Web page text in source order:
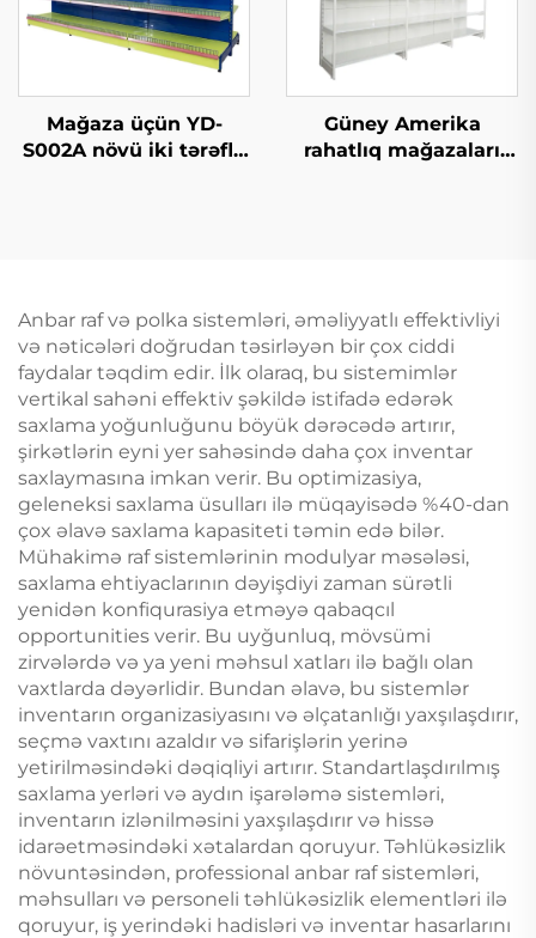
Mağaza üçün YD-
S002A növü iki tərəflə
Güney Amerika
rahatlıq mağazaları
Anbar raf və polka sistemləri, əməliyyatlı effektivliyi
və nəticələri doğrudan təsirləyən bir çox ciddi
faydalar təqdim edir. İlk olaraq, bu sistemimlər
vertikal sahəni effektiv şəkildə istifadə edərək
saxlama yoğunluğunu böyük dərəcədə artırır,
şirkətlərin eyni yer sahəsində daha çox inventar
saxlaymasına imkan verir. Bu optimizasiya,
geleneksi saxlama üsulları ilə müqayisədə %40-dan
çox əlavə saxlama kapasiteti təmin edə bilər.
Mühakimə raf sistemlərinin modulyar məsələsi,
saxlama ehtiyaclarının dəyişdiyi zaman sürətli
yenidən konfiqurasiya etməyə qabaqcıl
opportunities verir. Bu uyğunluq, mövsümi
zirvələrdə və ya yeni məhsul xatları ilə bağlı olan
vaxtlarda dəyərlidir. Bundan əlavə, bu sistemlər
inventarın organizasiyasını və əlçatanlığı yaxşılaşdırır,
seçmə vaxtını azaldır və sifarişlərin yerinə
yetirilməsindəki dəqiqliyi artırır. Standartlaşdırılmış
saxlama yerləri və aydın işarələmə sistemləri,
inventarın izlənilməsini yaxşılaşdırır və hissə
idarəetməsindəki xətalardan qoruyur. Təhlükəsizlik
növuntəsindən, professional anbar raf sistemləri,
məhsulları və personeli təhlükəsizlik elementləri ilə
qoruyur, iş yerindəki hadisləri və inventar hasarlarını